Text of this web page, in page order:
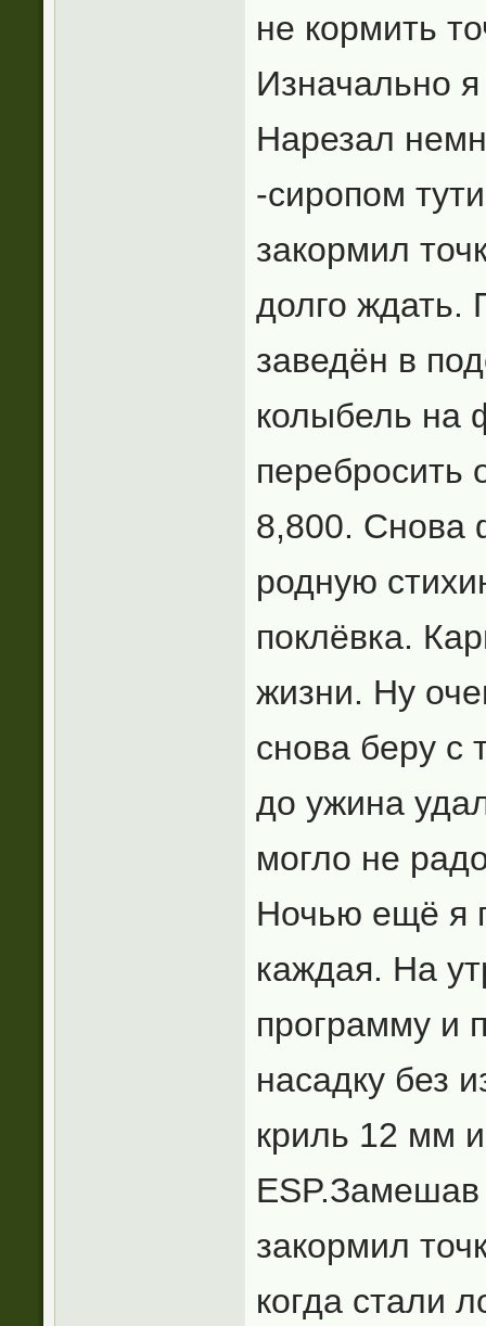
не кормить
Изначально
Нарезал
-сиропом
закормил
долго ждать.
заведён в
колыбель на
перебросить
8,800. Снова
родную
поклёвка.
жизни. Ну
снова беру с
до ужина
могло не
Ночью ещё я
каждая. На
программу и
насадку без
криль 12 мм и
ESP.Замешав
закормил
когда стали